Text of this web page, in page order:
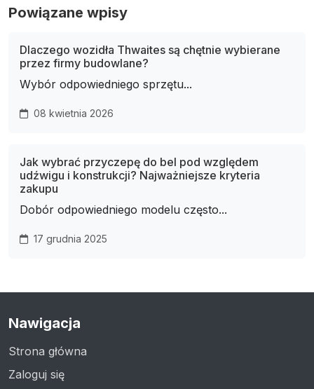
Powiązane wpisy
Dlaczego wozidła Thwaites są chętnie wybierane
przez firmy budowlane?
Wybór odpowiedniego sprzętu...
08 kwietnia 2026
Jak wybrać przyczepę do bel pod względem
udźwigu i konstrukcji? Najważniejsze kryteria
zakupu
Dobór odpowiedniego modelu często...
17 grudnia 2025
Nawigacja
Strona główna
Zaloguj się